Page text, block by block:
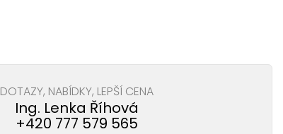
DOTAZY, NABÍDKY, LEPŠÍ CENA
Ing. Lenka Říhová
+420 777 579 565